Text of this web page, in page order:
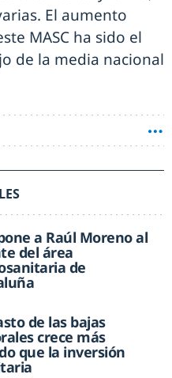
El aumento
MASC ha sido el
de la media nacional
a Raúl Moreno al
del área
de
de las bajas
crece más
que la inversión